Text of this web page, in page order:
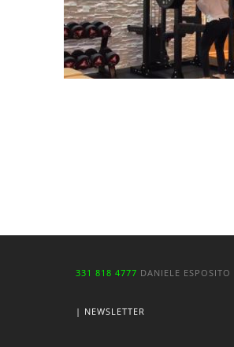
331 818 4777 DANIELE ESPOSITO
| NEWSLETTER